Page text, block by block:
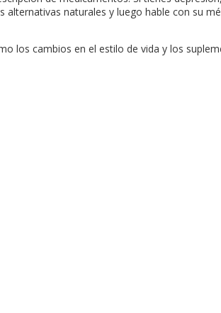
naturales y luego hable con su
los cambios en el estilo de vida y los